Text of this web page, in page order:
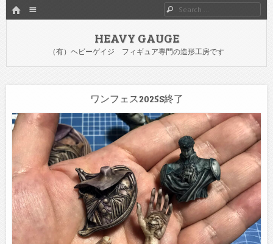
HOME Search
HEAVY GAUGE
（有）ヘビーゲイジ フィギュア専門の造形工房です
ワンフェス2025S終了